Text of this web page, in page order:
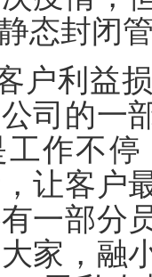
态封闭
户利益
司的一
作不
让客户
一部分
家，融